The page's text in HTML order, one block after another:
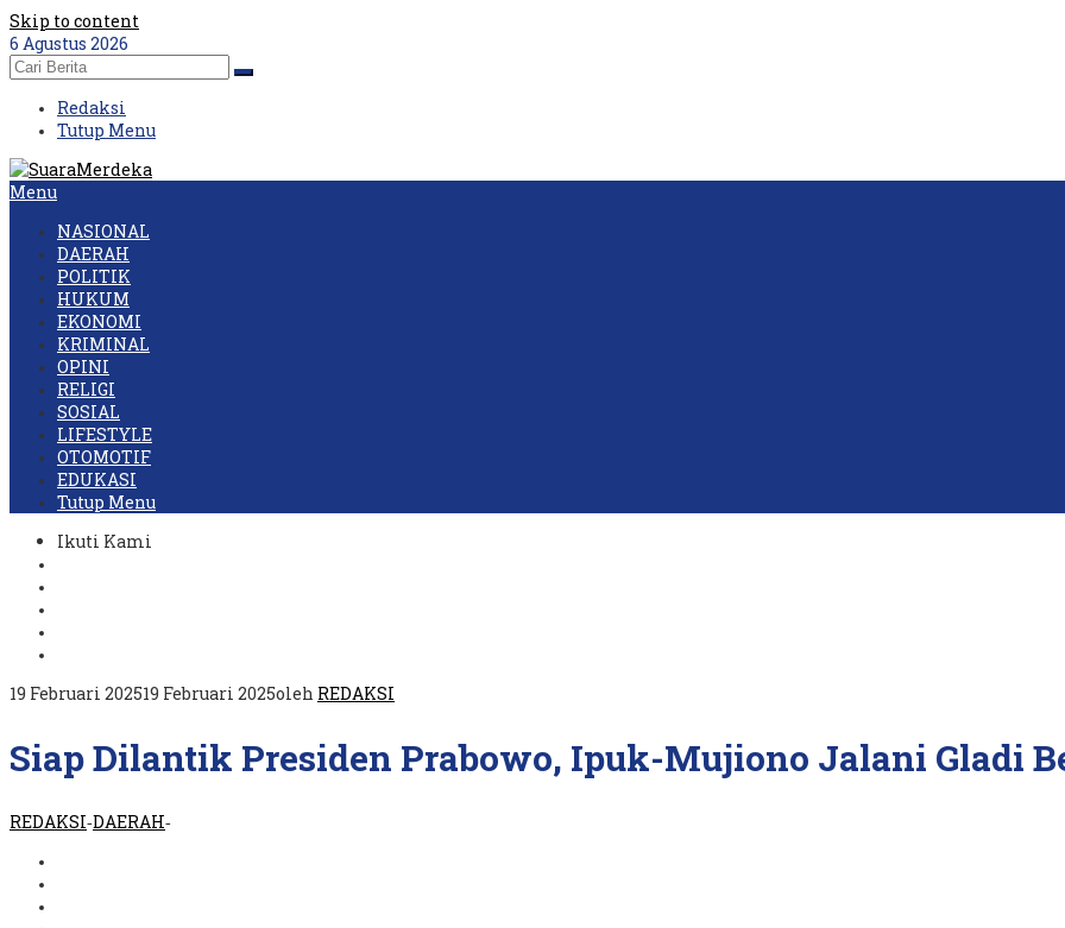
Skip to content
6 Agustus 2026
Redaksi
Tutup Menu
Menu
NASIONAL
DAERAH
POLITIK
HUKUM
EKONOMI
KRIMINAL
OPINI
RELIGI
SOSIAL
LIFESTYLE
OTOMOTIF
EDUKASI
Tutup Menu
Ikuti Kami
19 Februari 202519 Februari 2025oleh REDAKSI
Siap Dilantik Presiden Prabowo, Ipuk-Mujiono Jalani Gladi
REDAKSI-DAERAH-